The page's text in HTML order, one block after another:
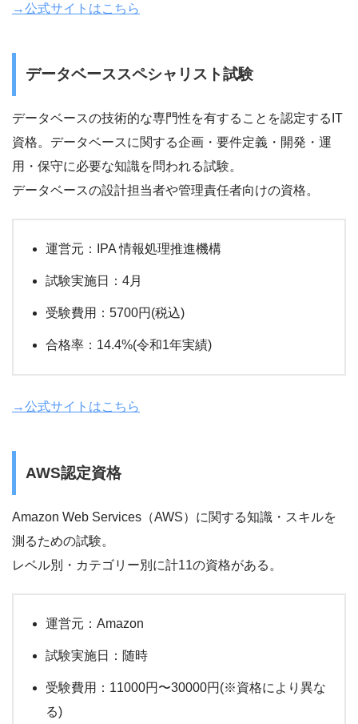
→公式サイトはこちら
データベーススペシャリスト試験
データベースの技術的な専門性を有することを認定するIT
資格。データベースに関する企画・要件定義・開発・運
用・保守に必要な知識を問われる試験。
データベースの設計担当者や管理責任者向けの資格。
運営元：IPA 情報処理推進機構
試験実施日：4月
受験費用：5700円(税込)
合格率：14.4%(令和1年実績)
→公式サイトはこちら
AWS認定資格
Amazon Web Services（AWS）に関する知識・スキルを
測るための試験。
レベル別・カテゴリー別に計11の資格がある。
運営元：Amazon
試験実施日：随時
受験費用：11000円〜30000円(※資格により異な
る)